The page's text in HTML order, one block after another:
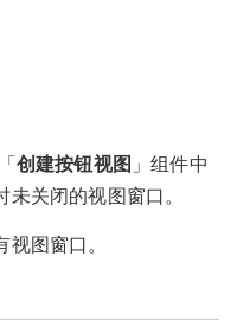
创建按钮视图 」组件中
关闭的视图窗口。
图窗口。